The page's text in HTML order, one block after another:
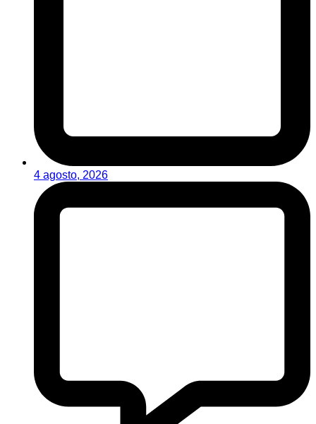
4 agosto, 2026